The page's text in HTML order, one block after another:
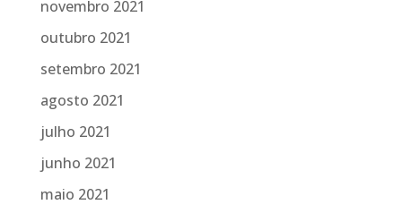
novembro 2021
outubro 2021
setembro 2021
agosto 2021
julho 2021
junho 2021
maio 2021